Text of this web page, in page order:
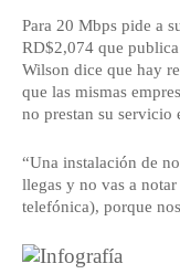
Para 20 Mbps pide a
RD$2,074 que
Wilson dice que hay
que las mismas
no prestan su servicio
“Una instalación de
llegas y no vas a
telefónica), porque